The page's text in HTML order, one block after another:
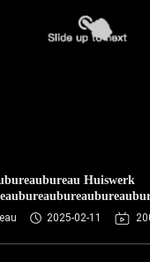
Huiswerk
2025-02-11